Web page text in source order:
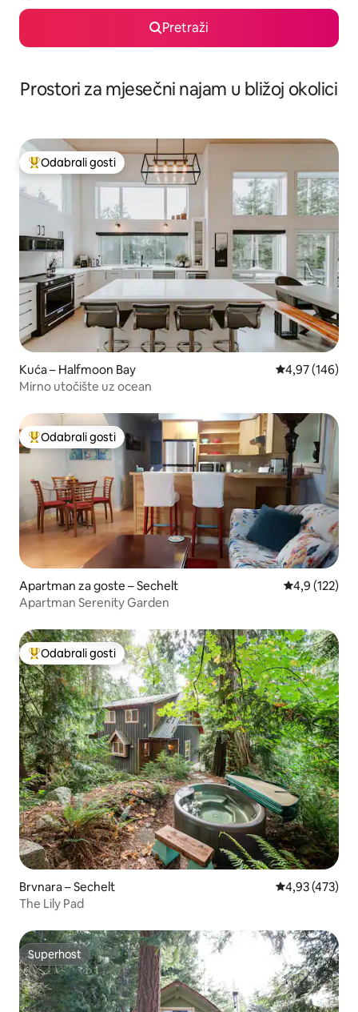
Pretraži
Prostori za mjesečni najam u bližoj okolici
Među najviše rangiranima s oznakom „Odabrali gosti”
Odabrali gosti
Kuća – Halfmoon Bay Prosječna
4,97 (146)
Mirno utočište uz ocean
Među najviše rangiranima s oznakom „Odabrali gosti”
Odabrali gosti
Apartman za goste – Sechelt Prosječna
4,9 (122)
Apartman Serenity Garden
Među najviše rangiranima s oznakom „Odabrali gosti”
Odabrali gosti
Brvnara – Sechelt Prosječna
4,93 (473)
The Lily Pad
Superhost
Superhost